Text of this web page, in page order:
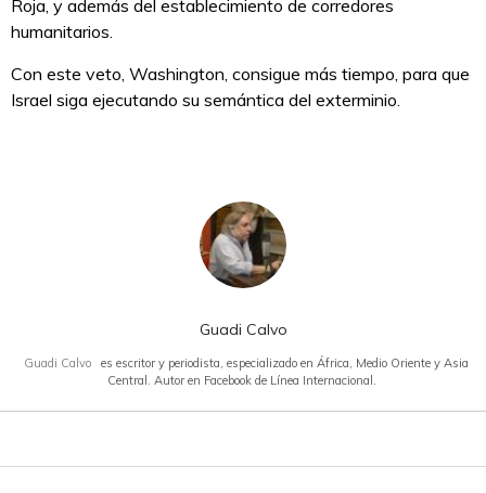
Roja, y además del establecimiento de corredores
humanitarios.
Con este veto, Washington, consigue más tiempo, para que
Israel siga ejecutando su semántica del exterminio.
Guadi Calvo
Guadi Calvo
es escritor y periodista, especializado en África, Medio Oriente y Asia
Central. Autor en Facebook de Línea Internacional.